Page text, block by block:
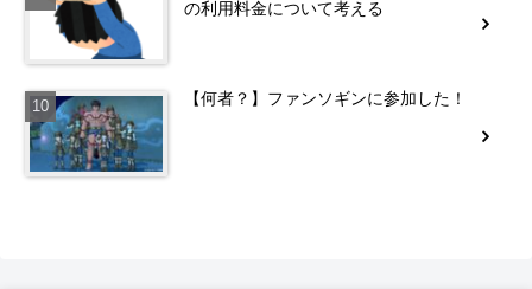
の利用料金について考える
【何者？】ファンソギンに参加した！